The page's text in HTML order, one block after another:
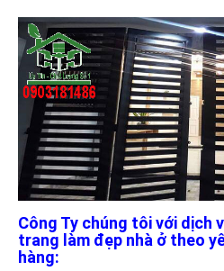
Công Ty chúng tôi với dịch
trang làm đẹp nhà ở theo
hàng: